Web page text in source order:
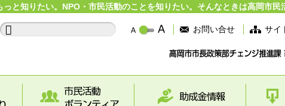
と知りたい。NPO・市民活動のことを知りたい。そんなときは高岡市民
お問い合せ サイ